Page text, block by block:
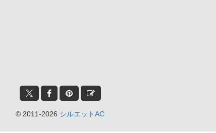
© 2011-2026 シルエットAC